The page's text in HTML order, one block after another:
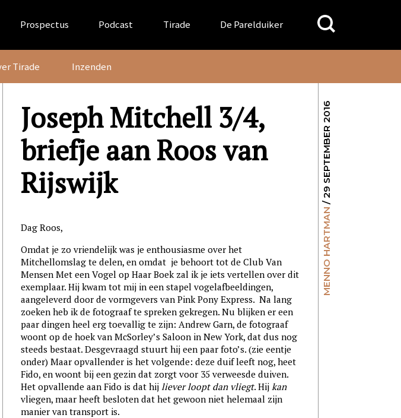
Prospectus Podcast Tirade De Parelduiker
Search
for:
Tirade Inzenden
MENNO HARTMAN
/ 29 SEPTEMBER 2016
Joseph Mitchell 3/4,
briefje aan Roos van
Rijswijk
Dag Roos,
Omdat je zo vriendelijk was je enthousiasme over het
Mitchellomslag te delen, en omdat je behoort tot de Club Van
Mensen Met een Vogel op Haar Boek zal ik je iets vertellen over dit
exemplaar. Hij kwam tot mij in een stapel vogelafbeeldingen,
aangeleverd door de vormgevers van Pink Pony Express. Na lang
zoeken heb ik de fotograaf te spreken gekregen. Nu blijken er een
paar dingen heel erg toevallig te zijn: Andrew Garn, de fotograaf
woont op de hoek van McSorley’s Saloon in New York, dat dus nog
steeds bestaat. Desgevraagd stuurt hij een paar foto’s. (zie eentje
onder) Maar opvallender is het volgende: deze duif leeft nog, heet
Fido, en woont bij een gezin dat zorgt voor 35 verweesde duiven.
Het opvallende aan Fido is dat hij liever loopt dan vliegt. Hij kan
vliegen, maar heeft besloten dat het gewoon niet helemaal zijn
manier van transport is.